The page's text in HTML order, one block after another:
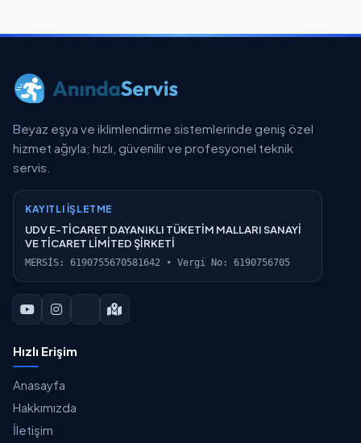
Beyaz eşya ve iklimlendirme sistemlerinde geniş özel
hizmet ağıyla; hızlı, güvenilir ve profesyonel teknik
servis.
KAYITLI İŞLETME
UDV E-TİCARET DAYANIKLI TÜKETİM MALLARI SANAYİ
VE TİCARET LİMİTED ŞİRKETİ
MERSİS: 6190755670581642 • Vergi No: 6190756705
Hızlı Erişim
Anasayfa
Hakkımızda
İletişim